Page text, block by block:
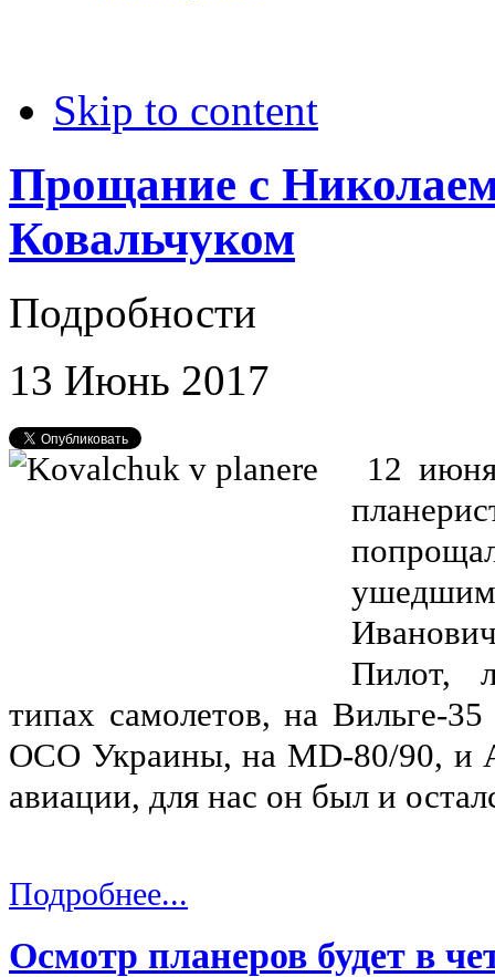
Skip to content
Прощание с
Ковальчуком
Подробности
13 Июнь 2017
12
Пилот,
типах самолетов, на Вильге-
ОСО Украины, на MD-80/90, и
авиации, для нас он был и
Подробнее...
Осмотр планеров будет в